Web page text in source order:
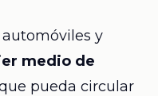
automóviles y
medio de
pueda circular